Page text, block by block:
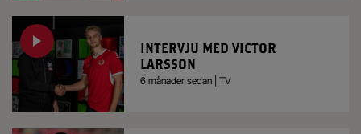
INTERVJU MED VICTOR
LARSSON
6 månader sedan | TV